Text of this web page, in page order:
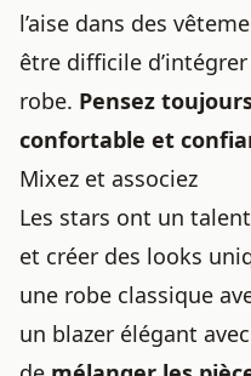
l’aise dans des
être difficile
robe. Pensez
confortable et
Mixez et associez
Les stars ont un
et créer des looks
une robe classique
un blazer élégant